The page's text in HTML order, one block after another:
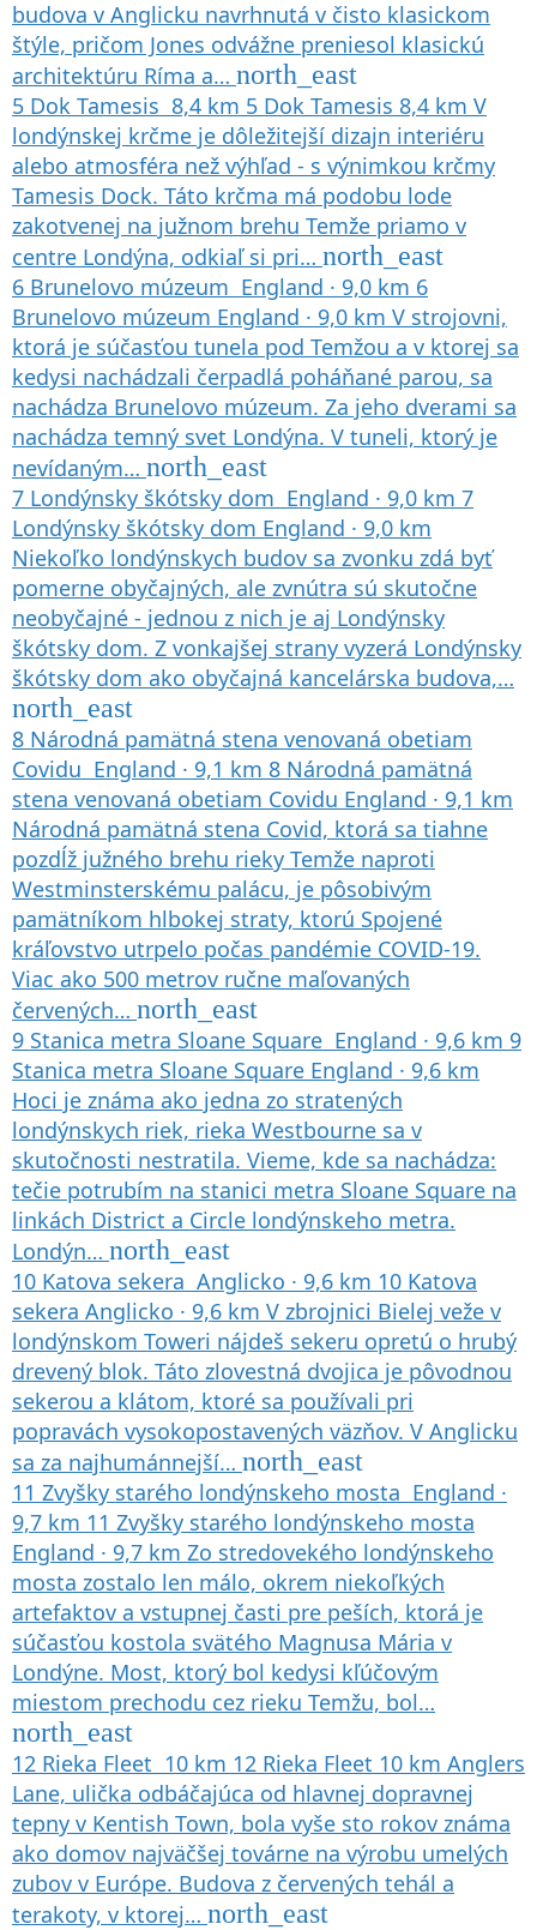
budova v Anglicku navrhnutá v čisto klasickom
štýle, pričom Jones odvážne preniesol klasickú
architektúru Ríma a… north_east
5 Dok Tamesis 8,4 km 5 Dok Tamesis 8,4 km V
londýnskej krčme je dôležitejší dizajn interiéru
alebo atmosféra než výhľad - s výnimkou krčmy
Tamesis Dock. Táto krčma má podobu lode
zakotvenej na južnom brehu Temže priamo v
centre Londýna, odkiaľ si pri… north_east
6 Brunelovo múzeum England · 9,0 km 6
Brunelovo múzeum England · 9,0 km V strojovni,
ktorá je súčasťou tunela pod Temžou a v ktorej sa
kedysi nachádzali čerpadlá poháňané parou, sa
nachádza Brunelovo múzeum. Za jeho dverami sa
nachádza temný svet Londýna. V tuneli, ktorý je
nevídaným… north_east
7 Londýnsky škótsky dom England · 9,0 km 7
Londýnsky škótsky dom England · 9,0 km
Niekoľko londýnskych budov sa zvonku zdá byť
pomerne obyčajných, ale zvnútra sú skutočne
neobyčajné - jednou z nich je aj Londýnsky
škótsky dom. Z vonkajšej strany vyzerá Londýnsky
škótsky dom ako obyčajná kancelárska budova,…
north_east
8 Národná pamätná stena venovaná obetiam
Covidu England · 9,1 km 8 Národná pamätná
stena venovaná obetiam Covidu England · 9,1 km
Národná pamätná stena Covid, ktorá sa tiahne
pozdĺž južného brehu rieky Temže naproti
Westminsterskému palácu, je pôsobivým
pamätníkom hlbokej straty, ktorú Spojené
kráľovstvo utrpelo počas pandémie COVID-19.
Viac ako 500 metrov ručne maľovaných
červených… north_east
9 Stanica metra Sloane Square England · 9,6 km 9
Stanica metra Sloane Square England · 9,6 km
Hoci je známa ako jedna zo stratených
londýnskych riek, rieka Westbourne sa v
skutočnosti nestratila. Vieme, kde sa nachádza:
tečie potrubím na stanici metra Sloane Square na
linkách District a Circle londýnskeho metra.
Londýn… north_east
10 Katova sekera Anglicko · 9,6 km 10 Katova
sekera Anglicko · 9,6 km V zbrojnici Bielej veže v
londýnskom Toweri nájdeš sekeru opretú o hrubý
drevený blok. Táto zlovestná dvojica je pôvodnou
sekerou a klátom, ktoré sa používali pri
popravách vysokopostavených väzňov. V Anglicku
sa za najhumánnejší… north_east
11 Zvyšky starého londýnskeho mosta England ·
9,7 km 11 Zvyšky starého londýnskeho mosta
England · 9,7 km Zo stredovekého londýnskeho
mosta zostalo len málo, okrem niekoľkých
artefaktov a vstupnej časti pre peších, ktorá je
súčasťou kostola svätého Magnusa Mária v
Londýne. Most, ktorý bol kedysi kľúčovým
miestom prechodu cez rieku Temžu, bol…
north_east
12 Rieka Fleet 10 km 12 Rieka Fleet 10 km Anglers
Lane, ulička odbáčajúca od hlavnej dopravnej
tepny v Kentish Town, bola vyše sto rokov známa
ako domov najväčšej továrne na výrobu umelých
zubov v Európe. Budova z červených tehál a
terakoty, v ktorej… north_east